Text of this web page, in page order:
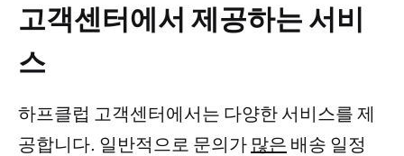
고객센터에서 제공하는 서비
스
하프클럽 고객센터에서는 다양한 서비스를 제
공합니다. 일반적으로 문의가 많은 배송 일정